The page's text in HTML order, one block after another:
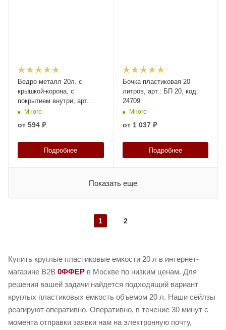
Ведро металл 20л. с
крышкой-корона, с
покрытием внутри, арт.
ВМк 20б с покрытием (Б),
код: 28129
Много
от 594 ₽
Подробнее
Бочка пластиковая 20
литров, арт.: БП 20, код:
24709
Много
от 1 037 ₽
Подробнее
Показать еще
1 2
Купить круглые пластиковые емкости 20 л в интернет-
магазине B2B 0ФФЕР в Москве по низким ценам. Для
решения вашей задачи найдется подходящий вариант
круглых пластиковых емкость объемом 20 л. Наши сейлзы
реагируют оперативно. Оперативно, в течение 30 минут с
момента отправки заявки нам на электронную почту,